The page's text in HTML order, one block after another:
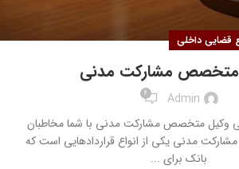
قضایی داخلی
متخصص مشارکت مدنی
Admin
6
وکیل متخصص مشارکت مدنی با شما مخاطبان
مدنی یکی از انواع قراردادهایی است که
بانک برای ...